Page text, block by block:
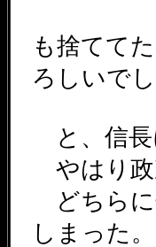
殿(信
も捨てて
ろしいでし
と、信
やはり政
どちらに
しまった。